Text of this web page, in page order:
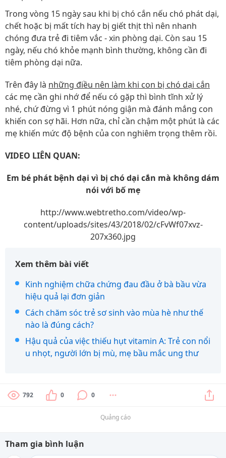
Trong vòng 15 ngày sau khi bị chó cắn nếu chó phát dại,
chết hoặc bị mất tích hay bị giết thịt thì nên nhanh
chóng đưa trẻ đi tiêm vắc - xin phòng dại. Còn sau 15
ngày, nếu chó khỏe mạnh bình thường, không cần đi
tiêm phòng dại nữa.
Trên đây là những điều nên làm khi con bị chó dại cắn
các mẹ cần ghi nhớ để nếu có gặp thì bình tĩnh xử lý
nhé, chứ đừng vì 1 phút nóng giận mà đánh mắng con
khiến con sợ hãi. Hơn nữa, chỉ cần chậm một phút là các
mẹ khiến mức độ bệnh của con nghiêm trọng thêm rồi.
VIDEO LIÊN QUAN:
Em bé phát bệnh dại vì bị chó dại cắn mà không dám
nói với bố mẹ
http://www.webtretho.com/video/wp-
content/uploads/sites/43/2018/02/cFvWf07xvz-
207x360.jpg
Xem thêm bài viết
Kinh nghiệm chữa chứng đau đầu ở bà bầu vừa
hiệu quả lại đơn giản
Cách chăm sóc trẻ sơ sinh vào mùa hè như thế
nào là đúng cách?
Hậu quả của việc thiếu hụt vitamin A: Trẻ con nổi
u nhọt, người lớn bị mù, mẹ bầu mắc ung thư
792 0 0
Quảng cáo
Tham gia bình luận